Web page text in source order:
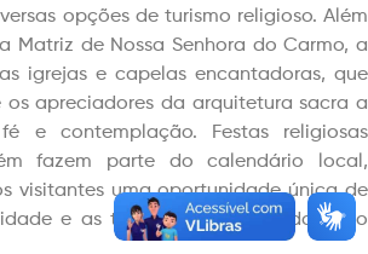
opções de turismo religioso. Além
Matriz de Nossa Senhora do Carmo, a
igrejas e capelas encantadoras, que
os apreciadores da arquitetura sacra a
e contemplação. Festas religiosas
fazem parte do calendário local,
visitantes uma oportunidade única de
e as tradições culturais do povo